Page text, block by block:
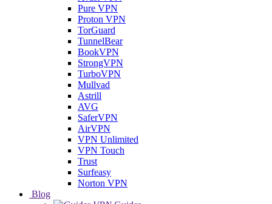
Pure VPN
Proton VPN
TorGuard
TunnelBear
BookVPN
StrongVPN
TurboVPN
Mullvad
Astrill
AVG
SaferVPN
AirVPN
VPN Unlimited
VPN Touch
Trust
Surfeasy
Norton VPN
Blog